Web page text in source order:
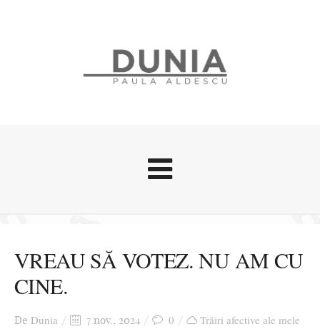
Stari afective
Zice Dunia
Cursuri povestite
VREAU SĂ VOTEZ. NU AM CU
CINE.
De Dunia 7 nov., 2024 0 Trăiri afective ale mele